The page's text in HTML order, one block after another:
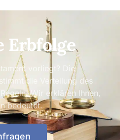
Erbfolge
vorliegt? Die
die Verteilung des
Wir erklären Ihnen,
bedeutet.